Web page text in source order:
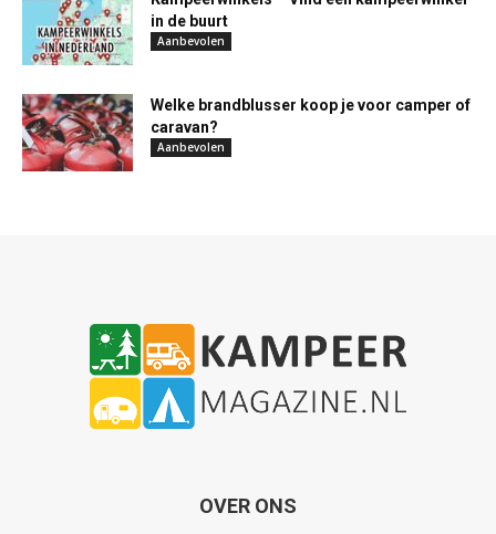
in de buurt
Aanbevolen
Welke brandblusser koop je voor camper of
caravan?
Aanbevolen
OVER ONS